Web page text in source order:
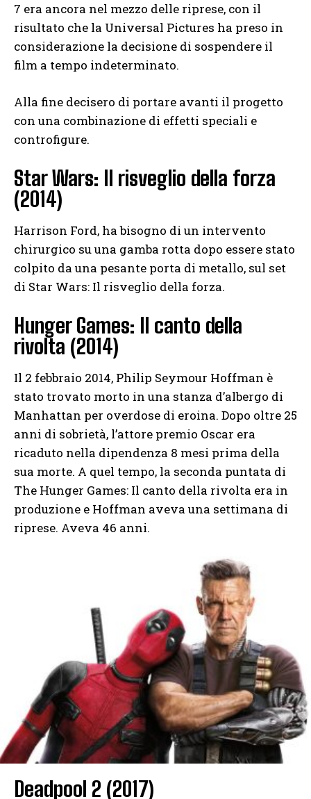
7 era ancora nel mezzo delle riprese, con il
risultato che la Universal Pictures ha preso in
considerazione la decisione di sospendere il
film a tempo indeterminato.
Alla fine decisero di portare avanti il ​​progetto
con una combinazione di effetti speciali e
controfigure.
Star Wars: Il risveglio della forza
(2014)
Harrison Ford, ha bisogno di un intervento
chirurgico su una gamba rotta dopo essere stato
colpito da una pesante porta di metallo, sul set
di Star Wars: Il risveglio della forza.
Hunger Games: Il canto della
rivolta (2014)
Il 2 febbraio 2014, Philip Seymour Hoffman è
stato trovato morto in una stanza d’albergo di
Manhattan per overdose di eroina. Dopo oltre 25
anni di sobrietà, l’attore premio Oscar era
ricaduto nella dipendenza 8 mesi prima della
sua morte. A quel tempo, la seconda puntata di
The Hunger Games: Il canto della rivolta era in
produzione e Hoffman aveva una settimana di
riprese. Aveva 46 anni.
Deadpool 2 (2017)